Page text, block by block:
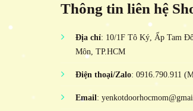
Thông tin liên hệ
Địa chỉ: 10/1F Tô Ký, Ấp Tam
Môn, TP.HCM
Điện thoại/Zalo: 0916.790.911
Email: